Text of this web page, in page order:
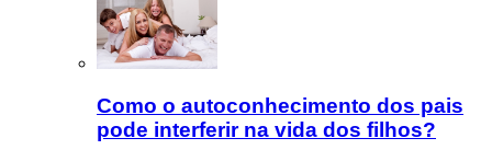
Como o autoconhecimento dos pais
pode interferir na vida dos filhos?